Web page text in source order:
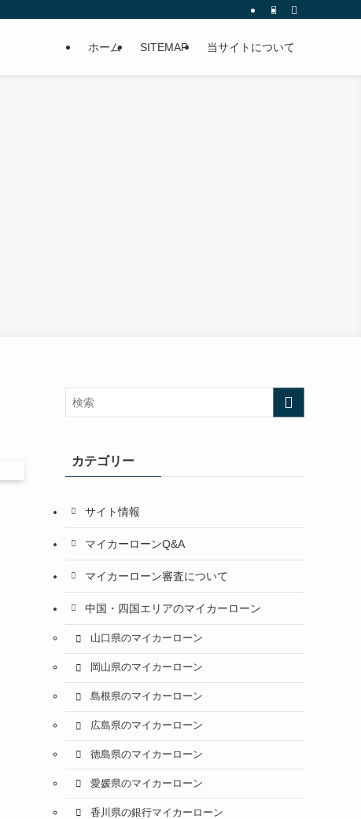
ホーム SITEMAP 当サイトについて
カテゴリー
サイト情報
マイカーローンQ&A
マイカーローン審査について
中国・四国エリアのマイカーローン
山口県のマイカーローン
岡山県のマイカーローン
島根県のマイカーローン
広島県のマイカーローン
徳島県のマイカーローン
愛媛県のマイカーローン
香川県の銀行マイカーローン